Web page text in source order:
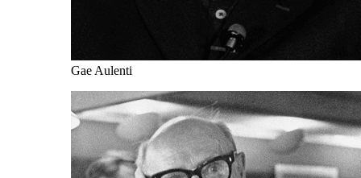
Gae Aulenti